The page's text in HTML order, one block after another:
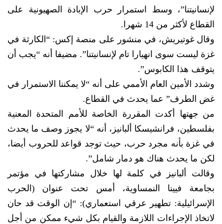
لإنسانيتنا”، وسط استمرار حرب الإبادة الصهيونية على
القطاع لأكثر من 14 شهرا.
وقال غوتيريش، في منشور على منصة إكس: “الكارثة في
غزة ليست سوى انهيارا تام لإنسانيتنا”. مضيفا أنه “يجب أن
يتوقف هذا الكابوس”.
وشدد الأمين العام الأممي على أنه “لا يمكننا الاستمرار في
غض الطرف” عما يحدث في القطاع.
من جهتها أكدت المقررة الخاصة للأمم المتحدة المعنية
بفلسطين، فرانشيسكا ألبانيز، أنه “لا يجوز وصف ما يحدث
في غزة بأنه مجرد حرب، حيث توجد قواعد للحروب أيضا،
لكن ما يحدث هناك هو دمار شامل”.
وقالت ألبانيز في كلمة لها خلال مشاركتها في مؤتمر
بجامعة فيينا النمساوية، أمس تحت عنوان (الحرب
الإسرائيلية: تطهير عرقي استعماري): “إن الوقت قد حان
لاتخاذ الإجراءات اللازمة والقيام بكل شيء ممكن من أجل